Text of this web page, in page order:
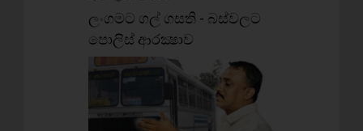
ලංගමට ගල් ගසති - බස්වලට
පොලිස් ආරක්‍ෂාව